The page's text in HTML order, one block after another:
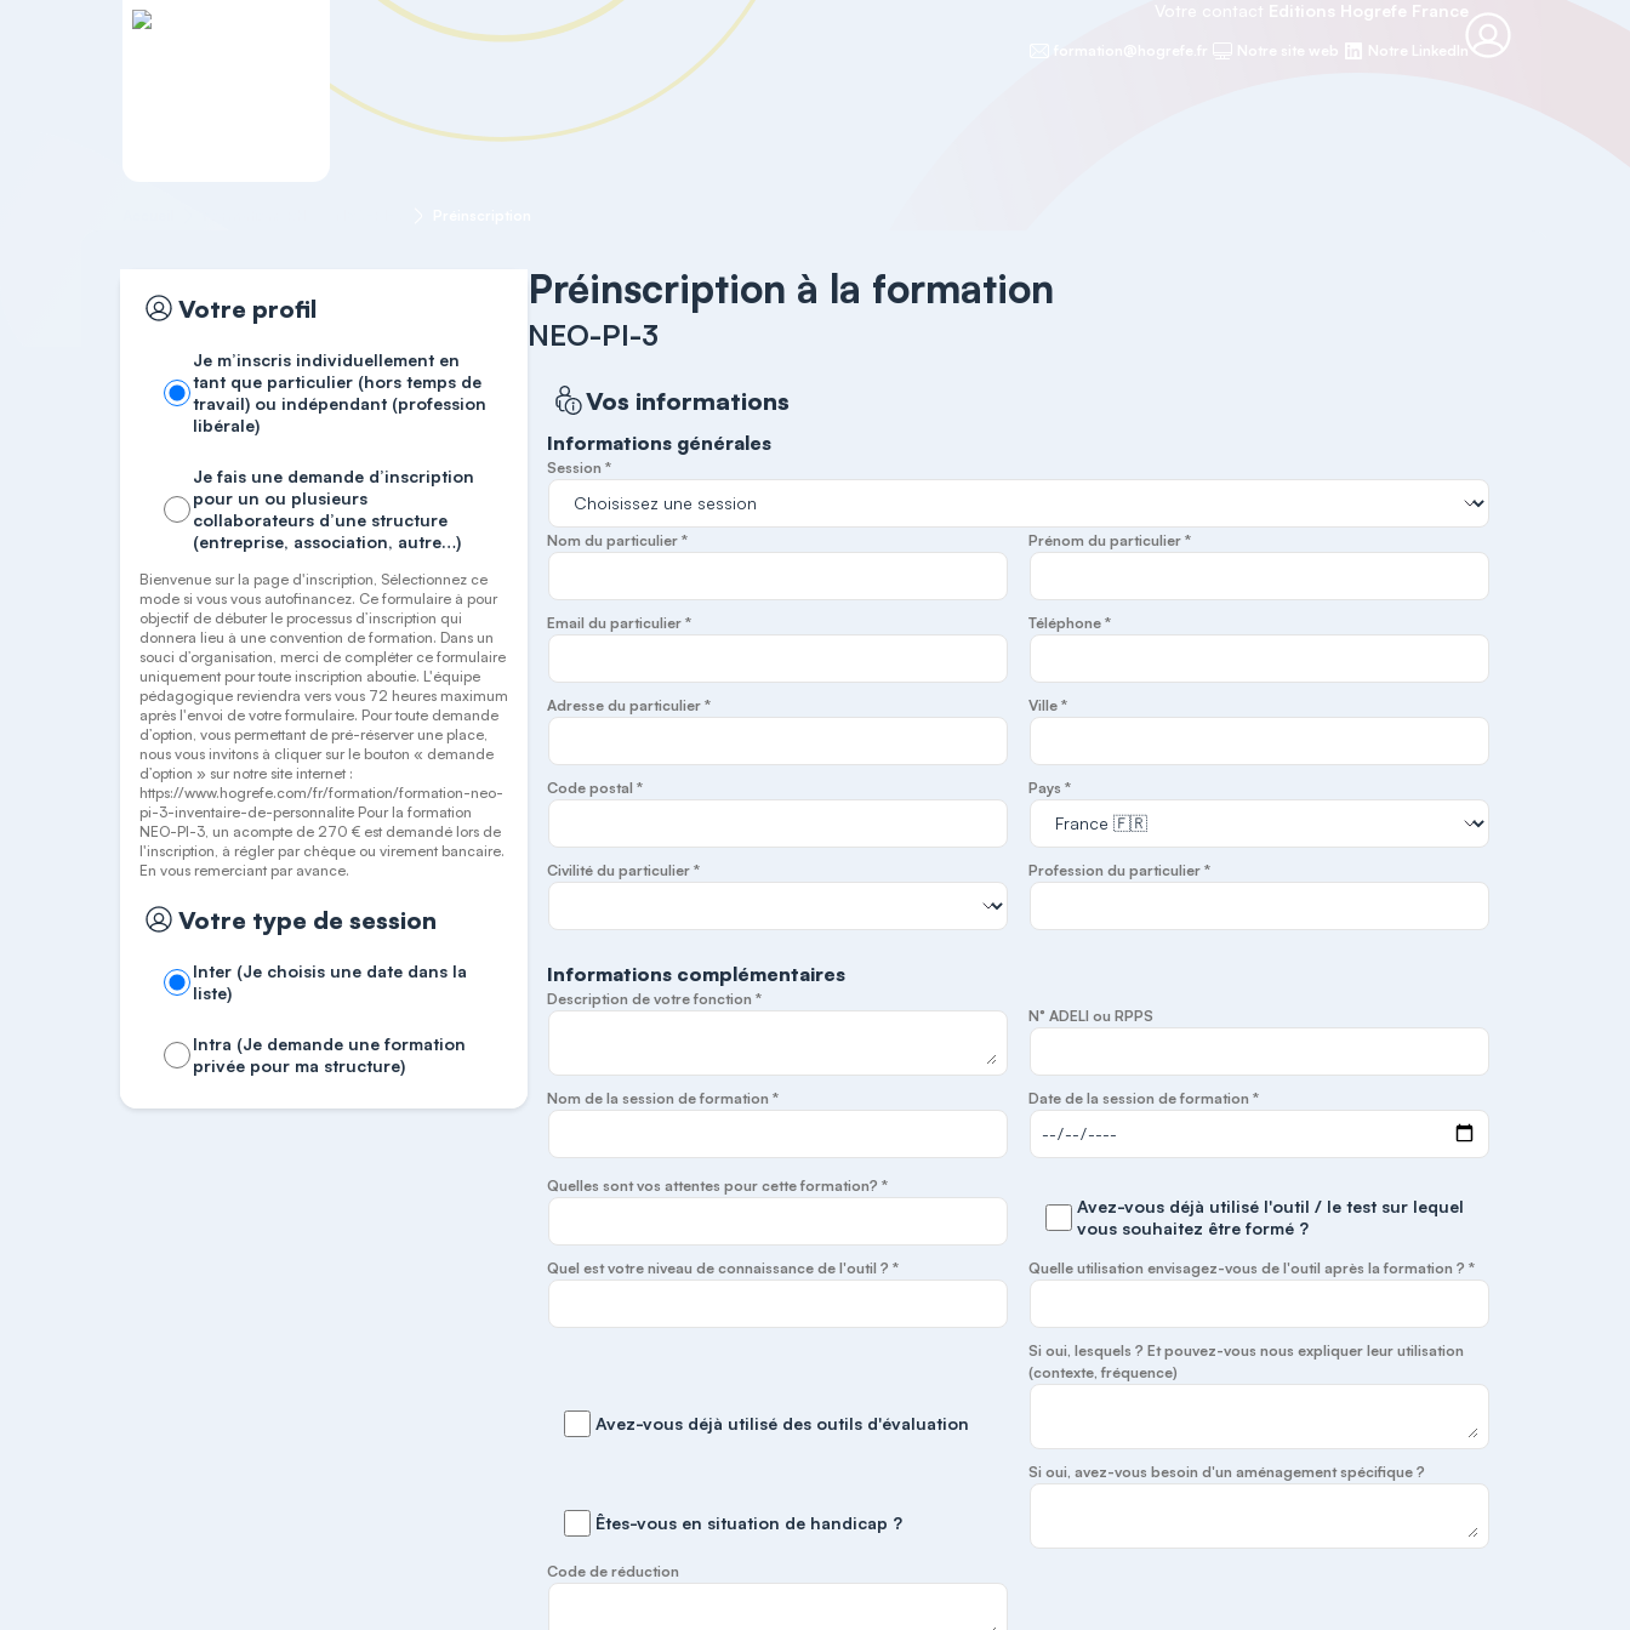
Votre contact Editions Hogrefe France
Notre site web Notre LinkedIn
Votre profil
Je m’inscris individuellement en
tant que particulier (hors temps de
travail) ou indépendant (profession
libérale)
Je fais une demande d’inscription
pour un ou plusieurs
collaborateurs d’une structure
(entreprise, association, autre…)
Bienvenue sur la page d'inscription, Sélectionnez ce
mode si vous vous autofinancez. Ce formulaire à pour
objectif de débuter le processus d’inscription qui
donnera lieu à une convention de formation. Dans un
souci d’organisation, merci de compléter ce formulaire
uniquement pour toute inscription aboutie. L'équipe
pédagogique reviendra vers vous 72 heures maximum
après l'envoi de votre formulaire. Pour toute demande
d’option, vous permettant de pré-réserver une place,
nous vous invitons à cliquer sur le bouton « demande
d’option » sur notre site internet :
https://www.hogrefe.com/fr/formation/formation-neo-
pi-3-inventaire-de-personnalite Pour la formation
NEO-PI-3, un acompte de 270 € est demandé lors de
l'inscription, à régler par chèque ou virement bancaire.
En vous remerciant par avance.
Votre type de session
Inter (Je choisis une date dans la
liste)
Intra (Je demande une formation
privée pour ma structure)
Préinscription à la formation
NEO-PI-3
Vos informations
Informations générales
Session *
Nom du particulier * Prénom du particulier *
Email du particulier * Téléphone *
Adresse du particulier * Ville *
Code postal * Pays *
Civilité du particulier * Profession du particulier *
Informations complémentaires
Description de votre fonction *
N° ADELI ou RPPS
Nom de la session de formation * Date de la session de formation *
Quelles sont vos attentes pour cette formation? *
Avez-vous déjà utilisé l'outil / le test sur lequel
vous souhaitez être formé ?
Quel est votre niveau de connaissance de l'outil ? * Quelle utilisation envisagez-vous de l'outil après la formation ? *
Avez-vous déjà utilisé des outils d'évaluation
Si oui, lesquels ? Et pouvez-vous nous expliquer leur utilisation
(contexte, fréquence)
Êtes-vous en situation de handicap ?
Si oui, avez-vous besoin d'un aménagement spécifique ?
Code de réduction